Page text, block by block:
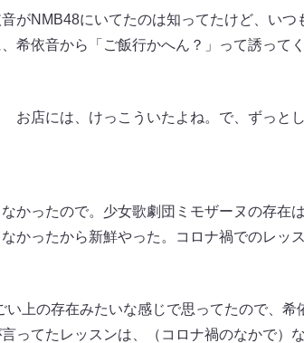
NMB48にいてたのは知ってたけど、いつ
希依音から「ご飯行かへん？」って誘って
店には、けっこういたよね。で、ずっとし
ったので。少女歌劇団ミモザーヌの存在
かったから新鮮やった。コロナ禍でのレッ
上の存在みたいな感じで思ってたので、希
ってたレッスンは、（コロナ禍のなかで）